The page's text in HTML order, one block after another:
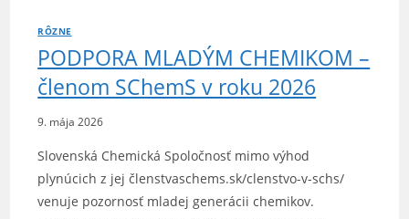
GRANT
2026
–
PODPORA
ZAHRANIČNÝCH
MOBILÍT
RÔZNE
PODPORA MLADÝM CHEMIKOM –
členom SChemS v roku 2026
9. mája 2026
Slovenská Chemická Spoločnosť mimo výhod
plynúcich z jej členstvaschems.sk/clenstvo-v-schs/
venuje pozornosť mladej generácii chemikov.